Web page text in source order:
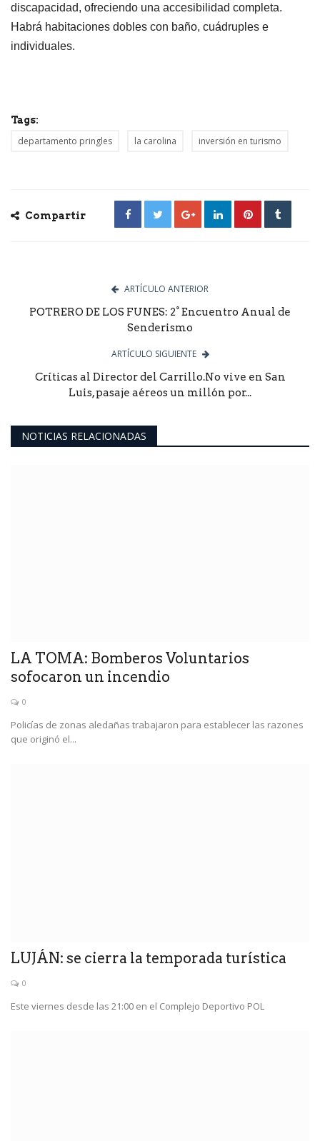
discapacidad, ofreciendo una accesibilidad completa.
Habrá habitaciones dobles con baño, cuádruples e
individuales.
Tags:
departamento pringles la carolina inversión en turismo
Compartir
ARTÍCULO ANTERIOR
POTRERO DE LOS FUNES: 2° Encuentro Anual de
Senderismo
ARTÍCULO SIGUIENTE
Críticas al Director del Carrillo.No vive en San
Luis, pasaje aéreos un millón por...
NOTICIAS RELACIONADAS
LA TOMA: Bomberos Voluntarios
sofocaron un incendio
0
Policías de zonas aledañas trabajaron para establecer las razones
que originó el...
LUJÁN: se cierra la temporada turística
0
Este viernes desde las 21:00 en el Complejo Deportivo POL